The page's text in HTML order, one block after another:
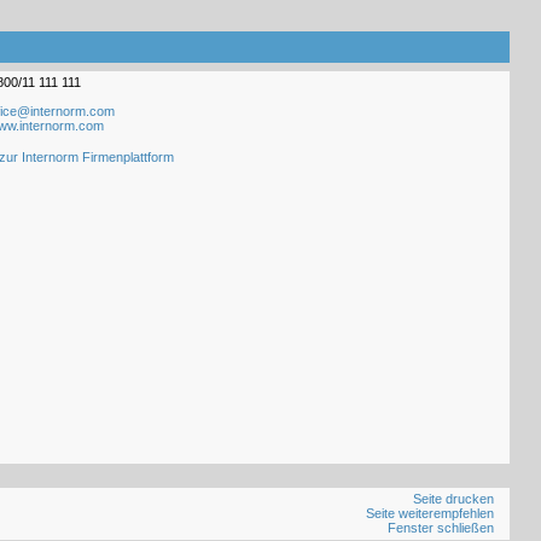
11 111 111
zur Internorm Firmenplattform
Seite drucken
Seite weiterempfehlen
Fenster schließen